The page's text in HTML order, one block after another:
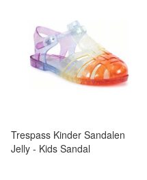
Trespass Kinder Sandalen
Jelly - Kids Sandal